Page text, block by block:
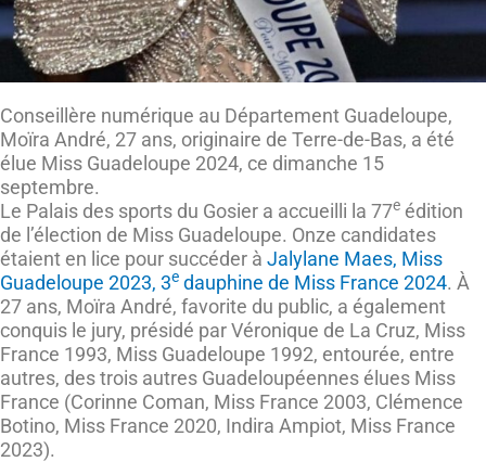
Conseillère numérique au Département Guadeloupe,
Moïra André, 27 ans, originaire de Terre-de-Bas, a été
élue Miss Guadeloupe 2024, ce dimanche 15
septembre.
Le Palais des sports du Gosier a accueilli la 77e édition
de l’élection de Miss Guadeloupe. Onze candidates
étaient en lice pour succéder à Jalylane Maes, Miss
Guadeloupe 2023, 3e dauphine de Miss France 2024. À
27 ans, Moïra André, favorite du public, a également
conquis le jury, présidé par Véronique de La Cruz, Miss
France 1993, Miss Guadeloupe 1992, entourée, entre
autres, des trois autres Guadeloupéennes élues Miss
France (Corinne Coman, Miss France 2003, Clémence
Botino, Miss France 2020, Indira Ampiot, Miss France
2023).